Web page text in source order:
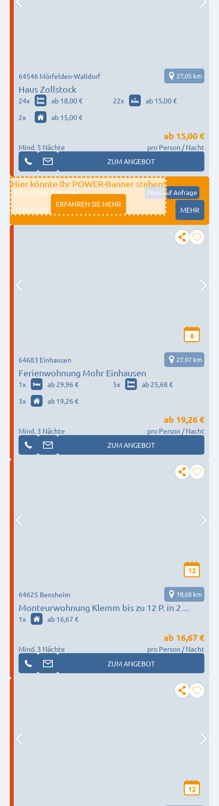
Haus Zollstock
64546 Mörfelden-Walldorf 27,05 km
24x ab 18,00 € 22x
ab 15,00 €
2x ab 15,00 €
Mind. 5 Nächte
ab 15,00 €
pro Person / Nacht
ZUM ANGEBOT
Hier könnte Ihr POWER-Banner stehen!
ERFAHREN SIE MEHR
Monteurzimmer Preis auf Anfrage
11333 fulda MEHR
8
Ferienwohnung Mohr Einhausen
64683 Einhausen 27,97 km
1x ab 29,96 € 5x
ab 25,68 €
3x ab 19,26 €
Mind. 3 Nächte
ab 19,26 €
pro Person / Nacht
ZUM ANGEBOT
12
Monteurwohnung Klemm bis zu 12 P. in 2
Wohnungen
64625 Bensheim 18,68 km
1x ab 16,67 €
Mind. 3 Nächte
ab 16,67 €
pro Person / Nacht
ZUM ANGEBOT
12